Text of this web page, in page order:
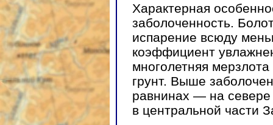
Характерная
заболоченность.
испарение всюду
коэффициент
многолетняя
грунт. Выше
равнинах — на севере
в центральной части